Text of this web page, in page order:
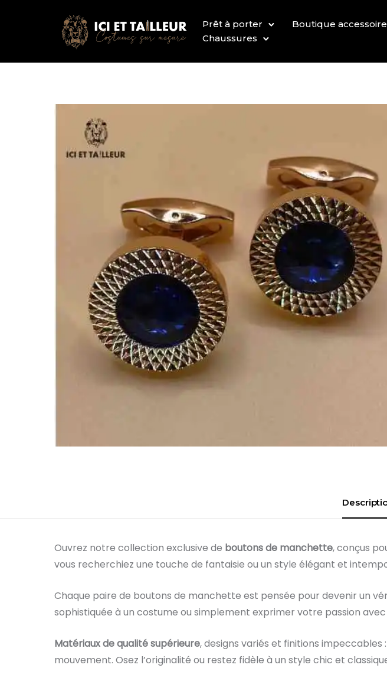
Prêt à porter Boutique
Chaussures
Ouvrez notre collection exclusive de boutons de manchette, conçus
vous recherchiez une touche de fantaisie ou un style élégant et
Chaque paire de boutons de manchette est pensée pour devenir un
sophistiquée à un costume ou simplement exprimer votre passion
Matériaux de qualité supérieure, designs variés et finitions
mouvement. Osez l’originalité ou restez fidèle à un style chic et